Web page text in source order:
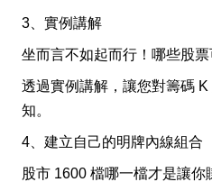
3、實例講解
坐而言不如起而行！哪些股
透過實例講解，讓您對籌碼
知。
4、建立自己的明牌內線組合
股市 1600 檔哪一檔才是讓你